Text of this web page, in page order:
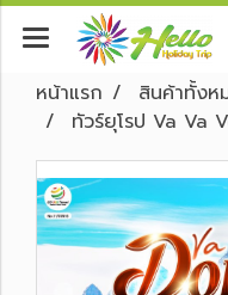
หน้าแรก สินค้าทั้งห
ทัวร์ยุโรป Va Va